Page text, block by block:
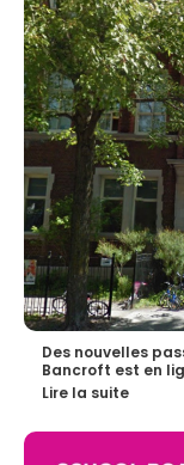
Des nouvelles
Bancroft est en
Lire la suite